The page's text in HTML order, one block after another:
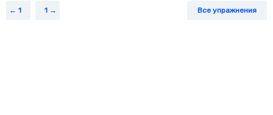
1 1 Все упражнения